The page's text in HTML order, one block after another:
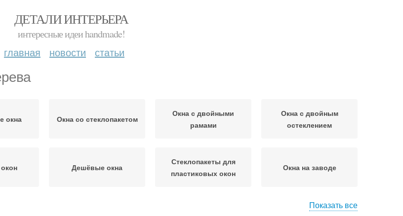
ДЕТАЛИ ИНТЕРЬЕРА
интересные идеи handmade!
главная новости статьи
окна Окна со стеклопакетом
Окна с двойными
рамами
Окна с двойным
остеклением
Дешёвые окна
Стеклопакеты для
пластиковых окон
Окна на заводе
Показать все